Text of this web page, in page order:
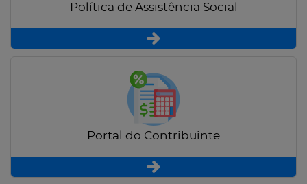
Política de Assistência Social
Portal do Contribuinte